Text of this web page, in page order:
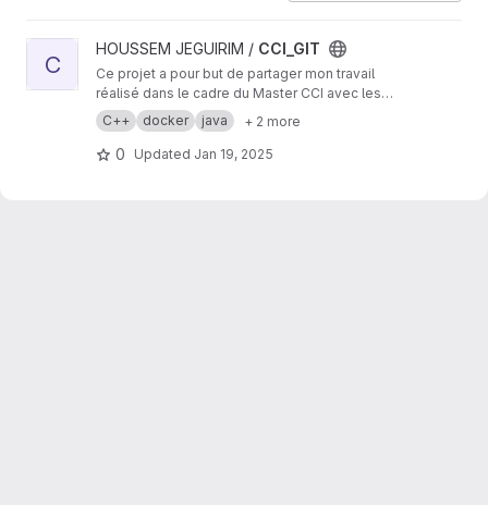
View CCI_GIT project
C
HOUSSEM JEGUIRIM / CCI_GIT
Ce projet a pour but de partager mon travail
réalisé dans le cadre du Master CCI avec les
professeurs, mes camarades de promotion,
ainsi que les futurs étudiants de ce Master.
C++ docker java + 2 more
0 Updated Jan 19, 2025